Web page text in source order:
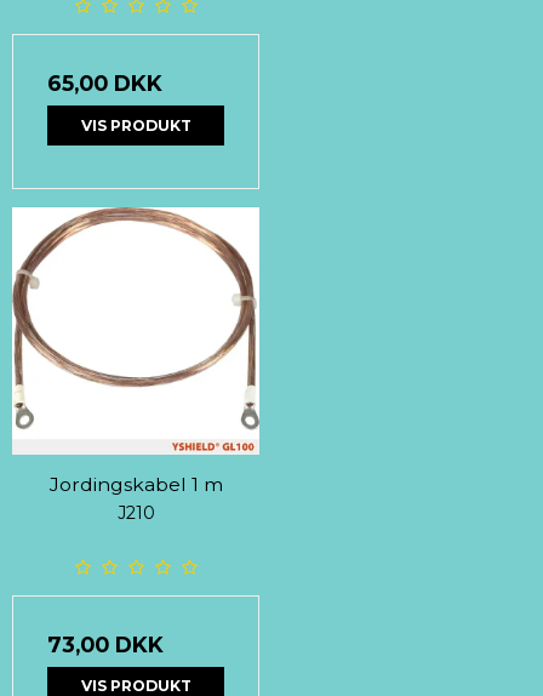
65,00 DKK
VIS PRODUKT
Jordingskabel 1 m
J210
73,00 DKK
VIS PRODUKT